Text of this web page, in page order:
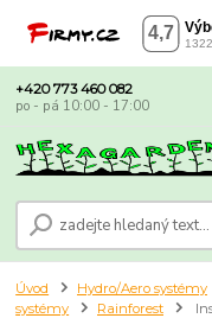
+420 773 460 082
po - pá 10:00 - 17:00
Úvod Hydro/Aero systémy
systémy
Rainforest